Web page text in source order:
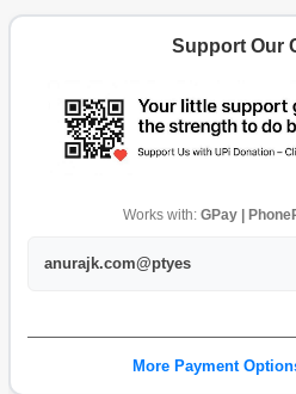
Support Our
Works with: GPay |
anurajk.com@ptyes
More Payment